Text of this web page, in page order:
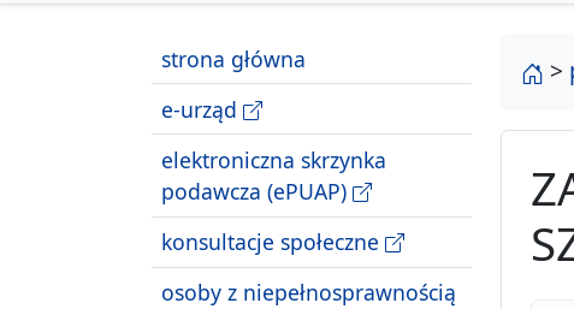
strona główna
e-urząd
elektroniczna skrzynka
podawcza (ePUAP)
konsultacje społeczne
osoby z niepełnosprawnością
>